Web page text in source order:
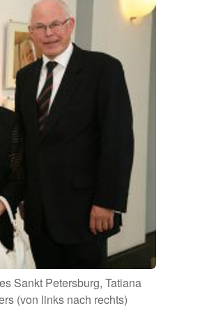
Duales
im DRK
Sankt Petersburg, Tatiana
(von links nach rechts)